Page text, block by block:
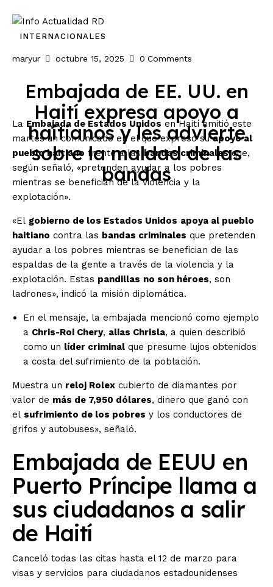
Embajada de EE. UU. en
Haití expresa apoyo a
haitianos y les advierte
sobre la maldad de las
bandas
Inicio
Economia
Internacionales
Deporte
INTERNACIONALES
maryur octubre 15, 2025 0 Comments
La Embajada de Estados Unidos en Haití emitió este
martes un comunicado en el que expresó suapoyo al
pueblo haitiano frente a las bandas criminalesque,
según señaló, «pretenden ayudar a los pobres
mientras se benefician de la violencia y la
explotación».
«El gobierno de los Estados Unidos apoya al pueblo
haitiano contra las bandas criminales que pretenden
ayudar a los pobres mientras se benefician de las
espaldas de la gente a través de la violencia y la
explotación. Estas pandillas no son héroes, son
ladrones», indicó la misión diplomática.
En el mensaje, la embajada mencionó como ejemplo
a Chris-Roi Chery, alias Chrisla, a quien describió
como un líder criminal que presume lujos obtenidos
a costa del sufrimiento de la población.
Muestra un reloj Rolex cubierto de diamantes por
valor de más de 7,950 dólares, dinero que ganó con
el sufrimiento de los pobres y los conductores de
grifos y autobuses», señaló.
Embajada de EEUU en
Puerto Príncipe llama a
sus ciudadanos a salir
de Haití
Canceló todas las citas hasta el 12 de marzo para
visas y servicios para ciudadanos estadounidenses